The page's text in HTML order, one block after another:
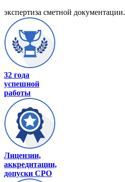
экспертиза сметной документации.
32 года
успешной
работы
Лицензии,
аккредитации,
допуски СРО